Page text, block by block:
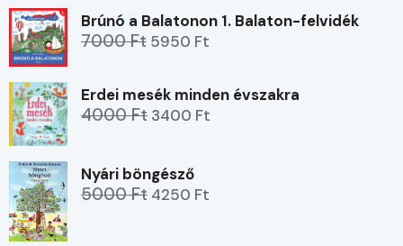
Brúnó a Balatonon 1. Balaton-felvidék
7000 Ft 5950 Ft
Erdei mesék minden évszakra
4000 Ft 3400 Ft
Nyári böngésző
5000 Ft 4250 Ft